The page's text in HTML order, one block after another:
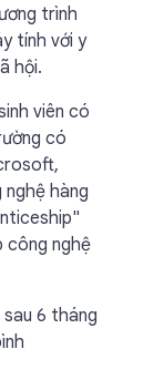
trình
tính với y
hội.
viên có
có
hàng
công nghệ
6 tháng